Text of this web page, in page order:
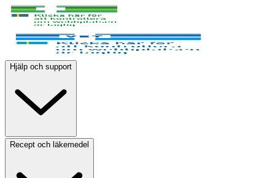
Hjälp och support
Recept och läkemedel